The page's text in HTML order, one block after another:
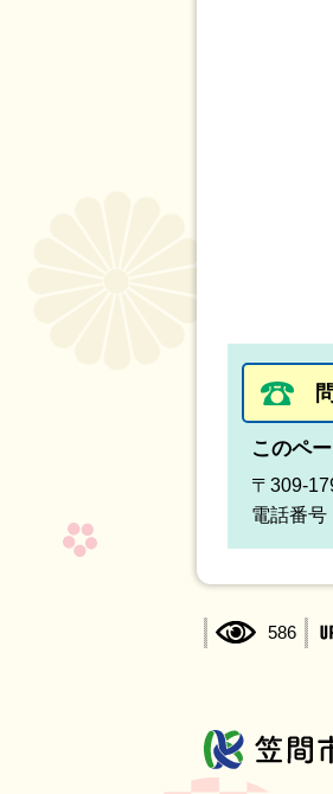
このペ
〒309-
電話番
586